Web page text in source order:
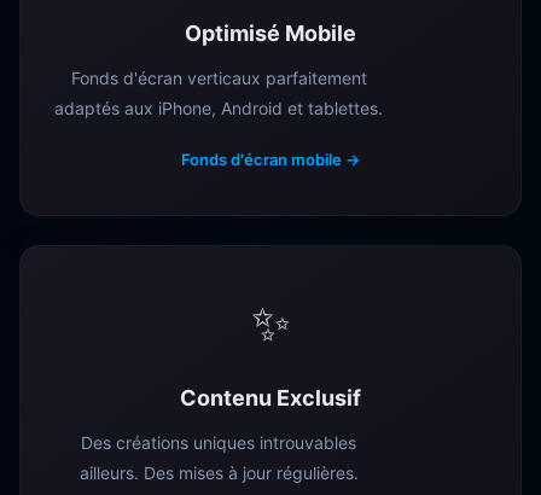
Optimisé Mobile
Fonds d'écran verticaux parfaitement
adaptés aux iPhone, Android et tablettes.
Fonds d'écran mobile →
✨
Contenu Exclusif
Des créations uniques introuvables
ailleurs. Des mises à jour régulières.